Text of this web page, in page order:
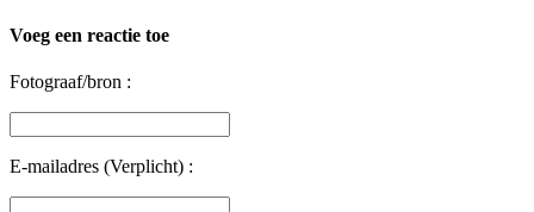
Voeg een reactie toe
Fotograaf/bron :
E-mailadres (Verplicht) :